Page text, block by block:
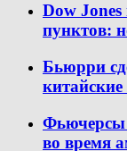
Dow
пунктов:
Бьюрри
китайские
Фьючерсы
во время